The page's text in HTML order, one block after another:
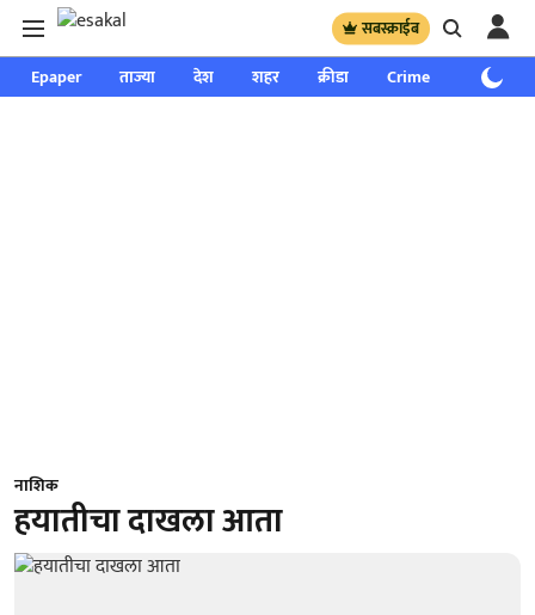
सबस्क्राईब
Epaper ताज्या देश शहर क्रीडा Crime साप्ताहिक
नाशिक
हयातीचा दाखला आता